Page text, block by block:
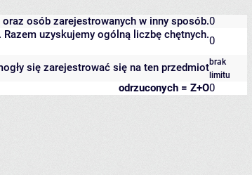
osób zarejestrowanych w inny sposób.0
uzyskujemy ogólną liczbę chętnych.0
się zarejestrować się na ten przedmiotbrak
limitu
odrzuconych = Z+O0